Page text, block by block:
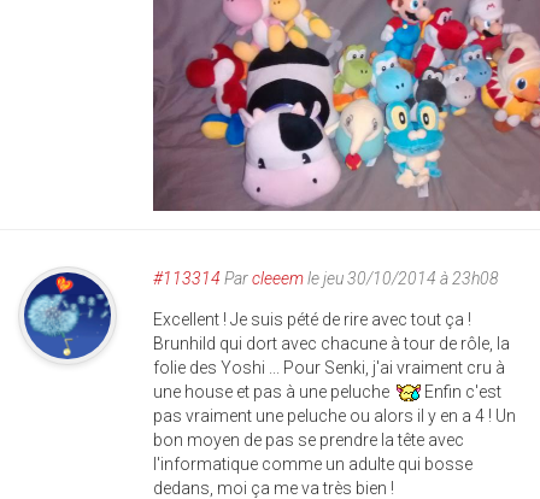
#113314 Parcleeemle jeu 30/10/2014 à 23h08
Excellent ! Je suis pété de rire avec tout ça !
Brunhild qui dort avec chacune à tour de rôle, la
folie des Yoshi ... Pour Senki, j'ai vraiment cru à
une house et pas à une peluche
Enfin c'est
pas vraiment une peluche ou alors il y en a 4 ! Un
bon moyen de pas se prendre la tête avec
l'informatique comme un adulte qui bosse
dedans, moi ça me va très bien !